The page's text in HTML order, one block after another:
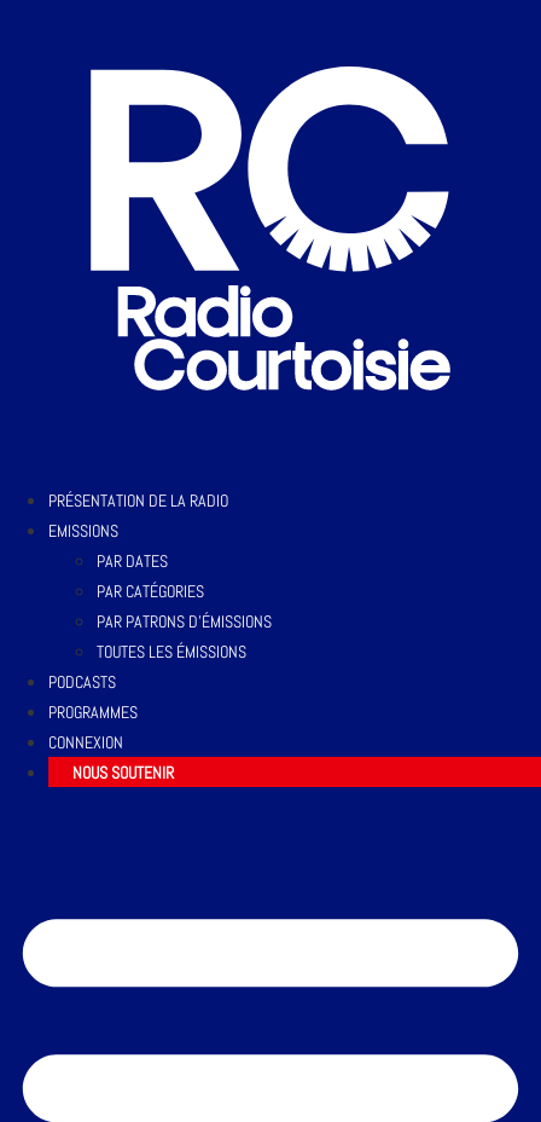
PRÉSENTATION DE LA RADIO
EMISSIONS
PAR DATES
PAR CATÉGORIES
PAR PATRONS D’ÉMISSIONS
TOUTES LES ÉMISSIONS
PODCASTS
PROGRAMMES
CONNEXION
NOUS SOUTENIR